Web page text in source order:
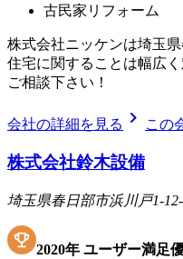
古民家リフォーム
株式会社ニッケンは埼玉
住宅に関することは幅広
ご相談下さい！
会社の詳細を見る chevron_right この
株式会社鈴木設備
埼玉県春日部市浜川戸1-
2020年 ユーザー満足